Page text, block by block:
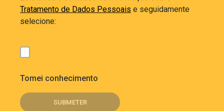
Tratamento de Dados Pessoais e seguidamente
selecione:
Tomei conhecimento